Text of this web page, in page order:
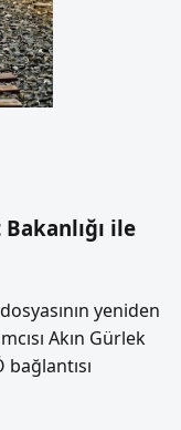
ile
yeniden
Akın Gürlek